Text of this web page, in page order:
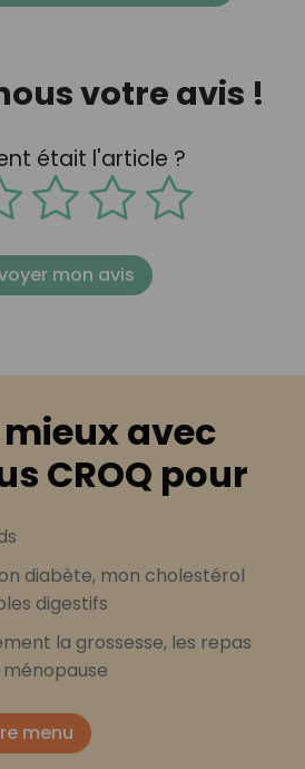
votre avis !
était l'article ?
mon avis
avec
CROQ pour
diabète, mon cholestérol
digestifs
la grossesse, les repas
menu